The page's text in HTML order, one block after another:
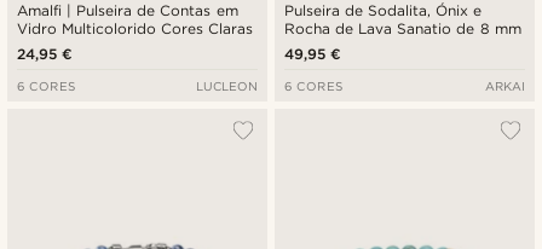
Amalfi | Pulseira de Contas em
Vidro Multicolorido Cores Claras
24,95 €
6 CORES LUCLEON
Pulseira de Sodalita, Ónix e
Rocha de Lava Sanatio de 8 mm
49,95 €
6 CORES ARKAI